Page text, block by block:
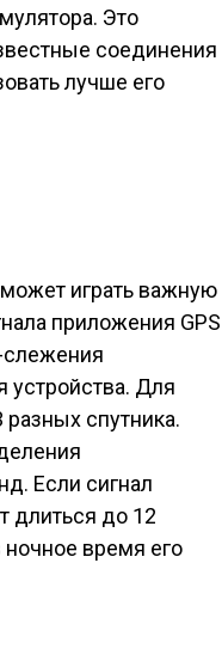
Это
соединения
лучше его
играть важную
приложения GPS
устройства. Для
спутника.
Если сигнал
длиться до 12
ночное время его